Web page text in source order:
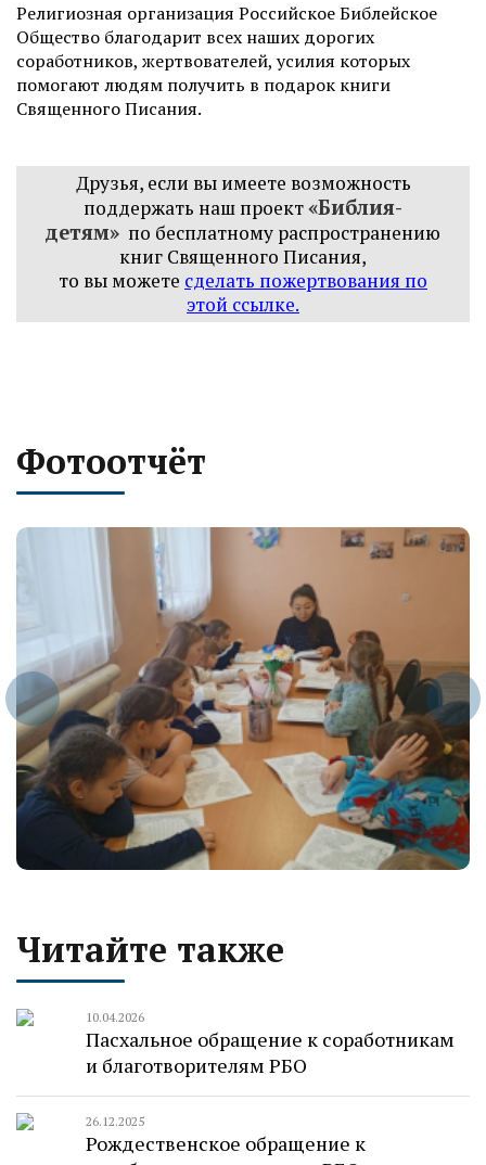
Религиозная организация Российское Библейское
Общество благодарит всех наших дорогих
соработников, жертвователей, усилия которых
помогают людям получить в подарок книги
Священного Писания.
Друзья, если вы имеете возможность
поддержать наш проект«Библия-
детям» по бесплатному распространению
книг Священного Писания,
то вы можете сделать пожертвования по
этой ссылке.
Фотоотчёт
Читайте также
10.04.2026
Пасхальное обращение к соработникам
и благотворителям РБО
26.12.2025
Рождественское обращение к